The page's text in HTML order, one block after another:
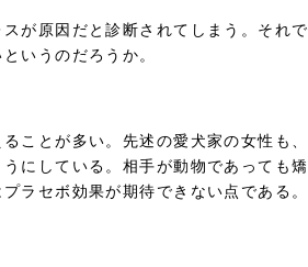
が原因だと診断されてしまう。それで
いうのだろうか。
ことが多い。先述の愛犬家の女性も、
にしている。相手が動物であっても矯
ラセボ効果が期待できない点である。